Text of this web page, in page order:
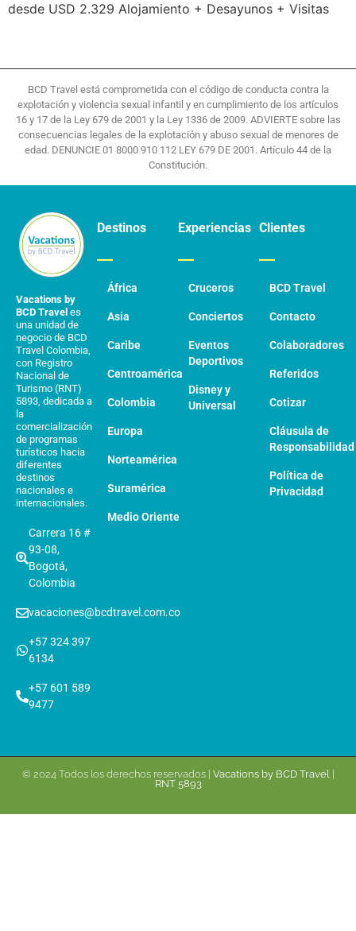
desde USD 2.329 Alojamiento + Desayunos + Visitas
BCD Travel está comprometida con el código de conducta contra la
explotación y violencia sexual infantil y en cumplimiento de los artículos
16 y 17 de la Ley 679 de 2001 y la Ley 1336 de 2009. ADVIERTE sobre las
consecuencias legales de la explotación y abuso sexual de menores de
edad. DENUNCIE 01 8000 910 112 LEY 679 DE 2001. Artículo 44 de la
Constitución.
Vacations by
BCD Travel es
una unidad de
negocio de BCD
Travel Colombia,
con Registro
Nacional de
Turismo (RNT)
5893, dedicada a
la
comercialización
de programas
turísticos hacia
diferentes
destinos
nacionales e
internacionales.
Carrera 16 #
93-08,
Bogotá,
Colombia
vacaciones@bcdtravel.com.co
+57 324 397
6134
+57 601 589
9477
Destinos
África
Asia
Caribe
Centroamérica
Colombia
Europa
Norteamérica
Suramérica
Medio Oriente
Experiencias
Cruceros
Conciertos
Eventos
Deportivos
Disney y
Universal
Clientes
BCD Travel
Contacto
Colaboradores
Referidos
Cotizar
Cláusula de
Responsabilidad
Política de
Privacidad
© 2024 Todos los derechos reservados | Vacations by BCD Travel|
RNT 5893